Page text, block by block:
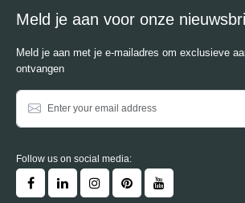
Meld je aan voor onze
Meld je aan met je e-mailadres om exclusieve
ontvangen
Follow us on social media: